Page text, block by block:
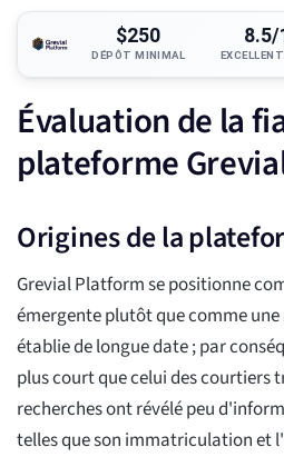
$250
DÉPÔT MINIMAL
8.5/
Évaluation de la
plateforme
Origines de la
Grevial Platform se positionne
émergente plutôt que comme
établie de longue date ; par
plus court que celui des courtiers
recherches ont révélé peu
telles que son immatriculation et